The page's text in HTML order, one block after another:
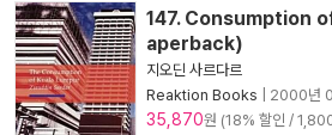
147. Consumption
aperback)
지오딘 사르다르
Reaktion Books
2000년
35,870원 (18% 할인 /